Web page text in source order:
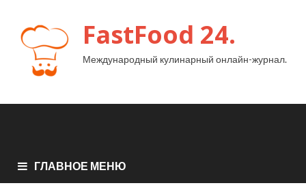
FastFood 24.
Международный кулинарный онлайн-журнал.
ГЛАВНОЕ МЕНЮ